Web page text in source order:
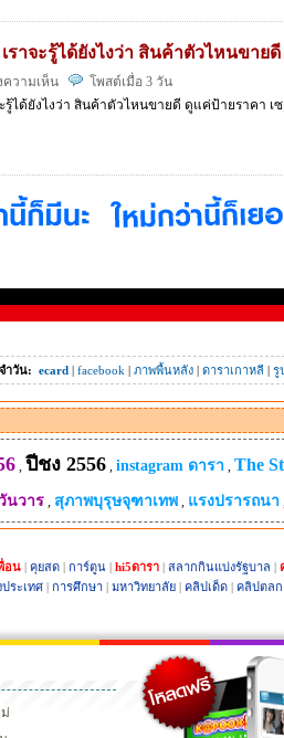
เราจะรู้ได้ยังไงว่า สินค้าตัวไหนขาย
ความเห็น
โพสต์เมื่อ 3 วัน
ะรู้ได้ยังไงว่า สินค้าตัวไหนขายดี ดูแค่ป้ายราคา เ
ำวัน: ecard| facebook | ภาพพื้นหลัง| ดาราเกาหลี | รู
, ปีชง 2556, instagram ดารา , The
นวาร, สุภาพบุรุษจุฑาเทพ , แรงปรารถนา
อน| คุยสด| การ์ตูน| hi5ดารา| สลากกินแบ่งรัฐบาล |
ระเทศ | การศึกษา | มหาวิทยาลัย | คลิปเด็ด | คลิปตลก
ปฏิทิน 2556 เฟซบุ๊ก ทวิตเตอร์